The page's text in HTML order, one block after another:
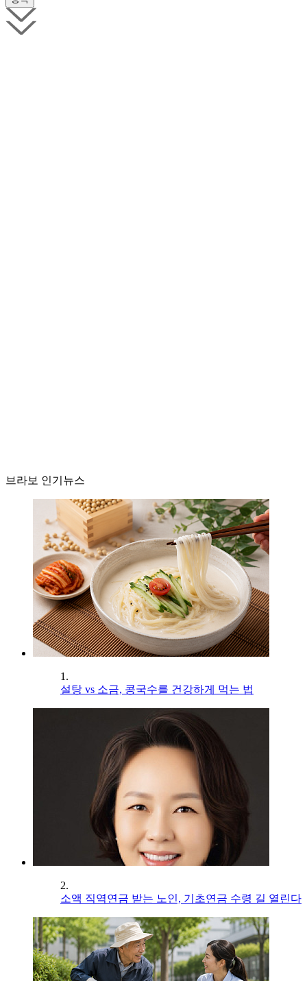
브라보 인기뉴스
1.
설탕 vs 소금, 콩국수를 건강하게 먹는 법
2.
소액 직역연금 받는 노인, 기초연금 수령 길 열린다